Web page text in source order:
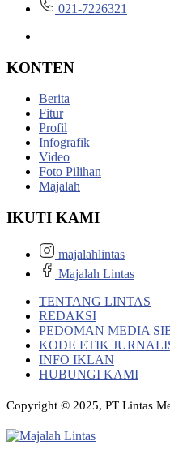
021-7226321
KONTEN
Berita
Fitur
Profil
Infografik
Video
Foto Pilihan
Majalah
IKUTI KAMI
majalahlintas
Majalah Lintas
TENTANG LINTAS
REDAKSI
PEDOMAN MEDIA
KODE ETIK
INFO IKLAN
HUBUNGI KAMI
Copyright © 2025, PT Lintas